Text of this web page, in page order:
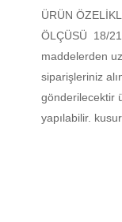
ÜRÜN
ÖLÇÜSÜ 18/
maddelerden
siparişleriniz
gönderilecektir
yapılabilir.